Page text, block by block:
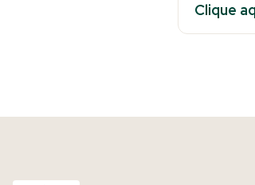
Clique